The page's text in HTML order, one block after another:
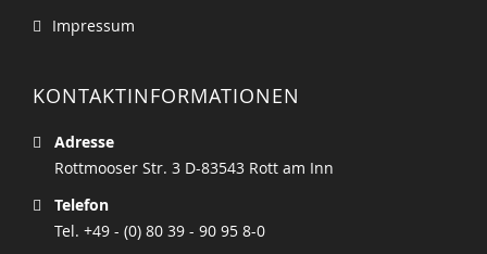
Impressum
KONTAKTINFORMATIONEN
Adresse
Rottmooser Str. 3 D-83543 Rott am Inn
Telefon
Tel. +49 - (0) 80 39 - 90 95 8-0